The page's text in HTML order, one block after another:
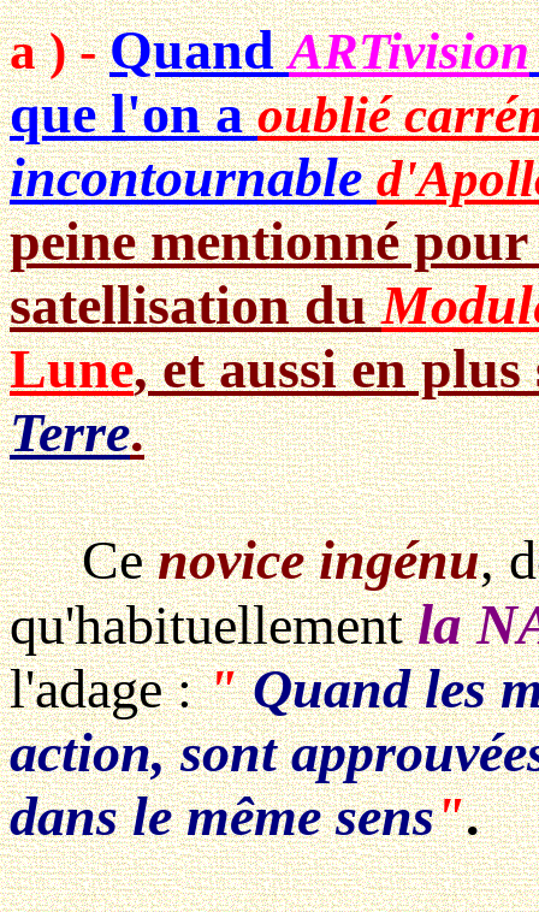
a ) -QuandARTivision
que l'on aoublié
incontournable
peine mentionné
satellisation du
Lune, et aussi en
Terre.
Cenovice ingénu,
qu'habituellementla
l'adage :"Quand les
action, sont
dans le même sens".